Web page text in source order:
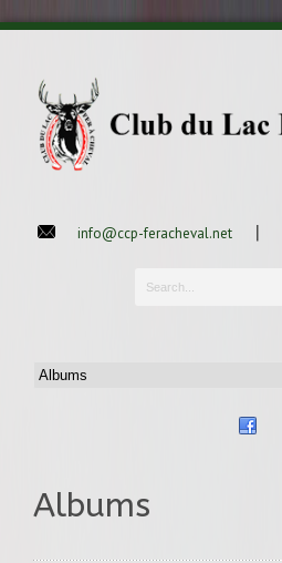
info@ccp-feracheval.net |
Albums